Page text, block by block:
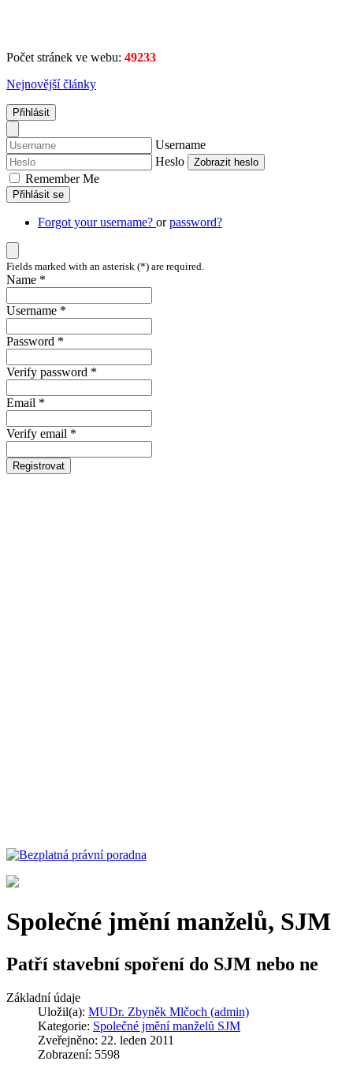
Počet stránek ve webu: 49233
Nejnovější články
Přihlásit
Username
Heslo
Zobrazit heslo
Remember Me
Přihlásit se
Forgot your username? orpassword?
Fields marked with an asterisk (*) are required.
Name *
Username *
Password *
Verify password *
Email *
Verify email *
Registrovat
Společné jmění manželů, SJM
Patří stavební spoření do SJM nebo ne
Základní údaje
Uložil(a): MUDr. Zbyněk Mlčoch (admin)
Kategorie: Společné jmění manželů SJM
Zveřejněno: 22. leden 2011
Zobrazení: 5598